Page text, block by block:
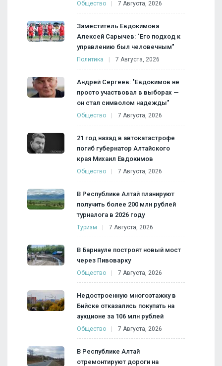
Общество 7 Августа, 2026
Заместитель Евдокимова
Алексей Сарычев: "Его подход к
управлению был человечным"
Политика 7 Августа, 2026
Андрей Сергеев: "Евдокимов не
просто участвовал в выборах —
он стал символом надежды"
Общество 7 Августа, 2026
21 год назад в автокатастрофе
погиб губернатор Алтайского
края Михаил Евдокимов
Общество 7 Августа, 2026
В Республике Алтай планируют
получить более 200 млн рублей
турналога в 2026 году
Туризм 7 Августа, 2026
В Барнауле построят новый мост
через Пивоварку
Общество 7 Августа, 2026
Недостроенную многоэтажку в
Бийске отказались покупать на
аукционе за 106 млн рублей
Общество 7 Августа, 2026
В Республике Алтай
отремонтируют дороги на